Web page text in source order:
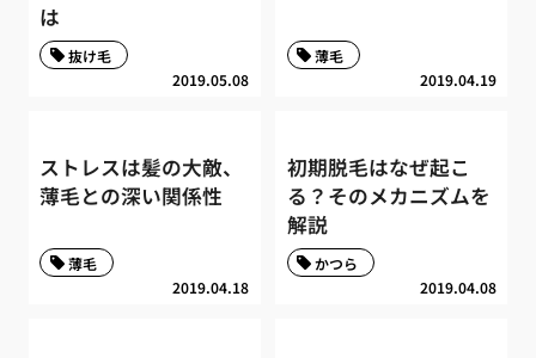
は
2019.05.08
抜け毛
2019.04.19
薄毛
ストレスは髪の大敵、
薄毛との深い関係性
2019.04.18
薄毛
初期脱毛はなぜ起こ
る？そのメカニズムを
解説
2019.04.08
かつら